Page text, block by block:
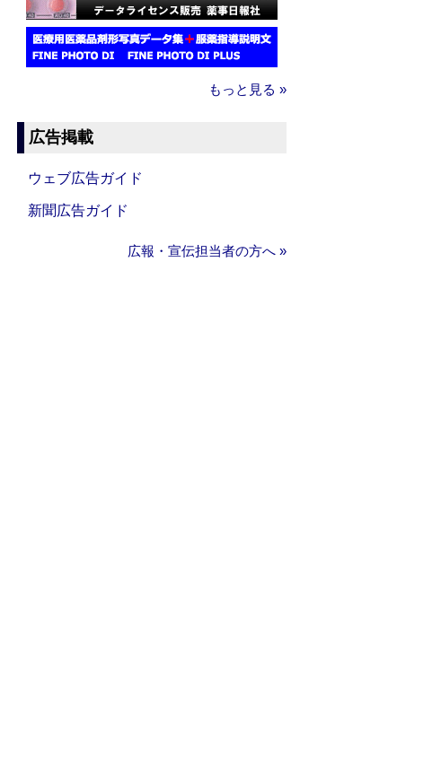
もっと見る »
広告掲載
ウェブ広告ガイド
新聞広告ガイド
広報・宣伝担当者の方へ »